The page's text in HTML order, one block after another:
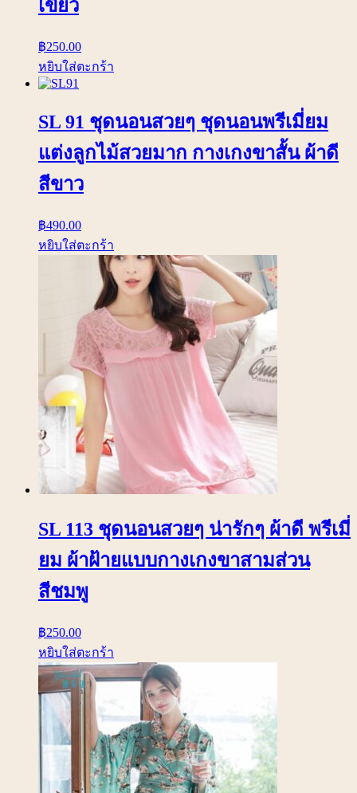
เขียว
฿250.00
หยิบใส่ตะกร้า
SL 91 ชุดนอนสวยๆ ชุดนอนพรีเมี่ยม
แต่งลูกไม้สวยมาก กางเกงขาสั้น ผ้าดี
สีขาว
฿490.00
หยิบใส่ตะกร้า
SL 113 ชุดนอนสวยๆ น่ารักๆ ผ้าดี พรีเมี่
ยม ผ้าฝ้ายแบบกางเกงขาสามส่วน
สีชมพู
฿250.00
หยิบใส่ตะกร้า